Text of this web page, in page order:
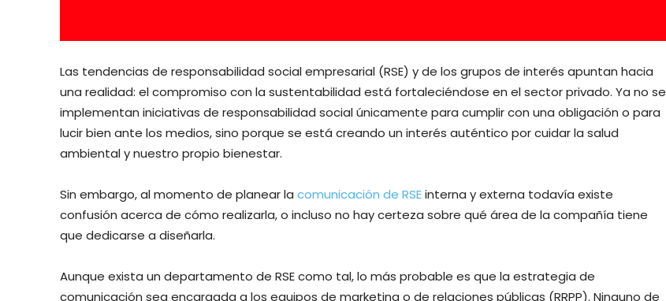
Las tendencias de responsabilidad social empresarial (RSE) y de los grupos de interés apuntan hacia
una realidad: el compromiso con la sustentabilidad está fortaleciéndose en el sector privado. Ya no se
implementan iniciativas de responsabilidad social únicamente para cumplir con una obligación o para
lucir bien ante los medios, sino porque se está creando un interés auténtico por cuidar la salud
ambiental y nuestro propio bienestar.
Sin embargo, al momento de planear la comunicación de RSEinterna y externa todavía existe
confusión acerca de cómo realizarla, o incluso no hay certeza sobre qué área de la compañía tiene
que dedicarse a diseñarla.
Aunque exista un departamento de RSE como tal, lo más probable es que la estrategia de
comunicación sea encargada a los equipos de marketing o de relaciones públicas (RRPP). Ninguno de